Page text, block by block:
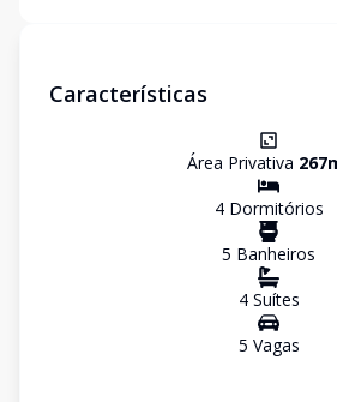
Características
Área Privativa 267
4Dormitórios
5 Banheiros
4Suítes
5 Vagas